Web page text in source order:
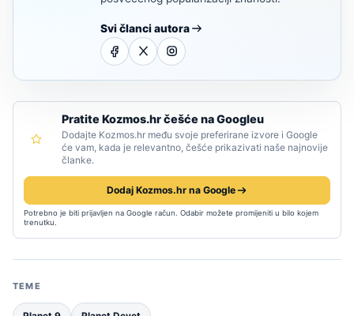
Svi članci autora
Pratite Kozmos.hr češće na Googleu
Dodajte Kozmos.hr među svoje preferirane izvore i Google
će vam, kada je relevantno, češće prikazivati naše najnovije
članke.
Dodaj Kozmos.hr na Google
Potrebno je biti prijavljen na Google račun. Odabir možete promijeniti u bilo kojem
trenutku.
TEME